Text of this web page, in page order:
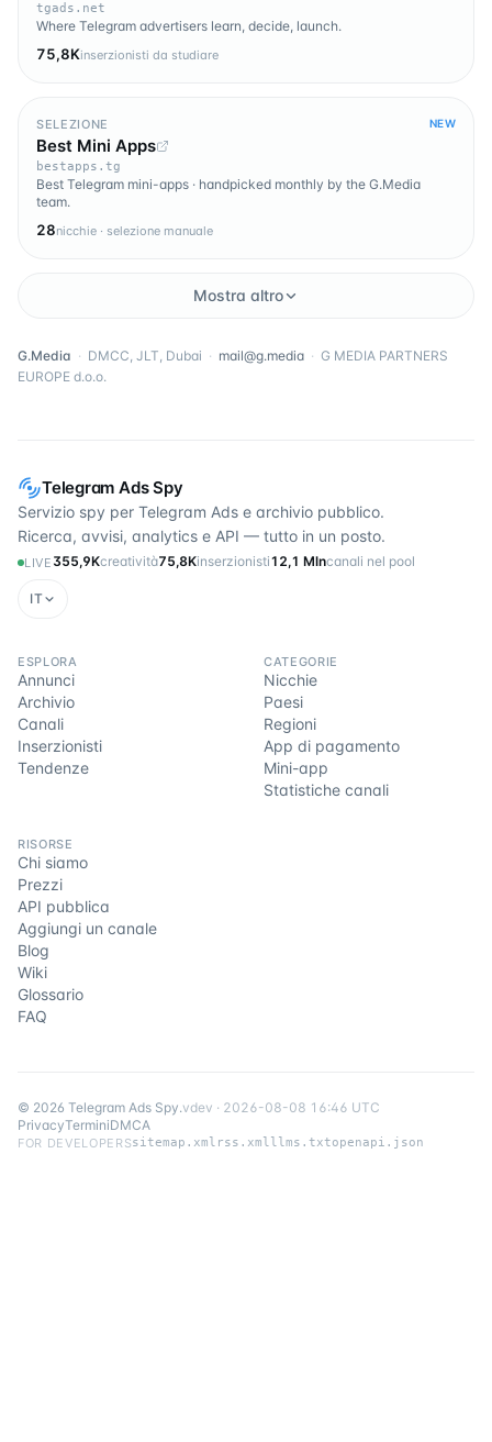
Telegram Ads Spy
Servizio spy per Telegram Ads e archivio pubblico.
Ricerca, avvisi, analytics e API — tutto in un posto.
LIVE 355,9Kcreatività75,8Kinserzionisti12,1 Mlncanali nel pool
IT
ESPLORA
Annunci
Archivio
Canali
Inserzionisti
Tendenze
CATEGORIE
Nicchie
Paesi
Regioni
App di pagamento
Mini-app
Statistiche canali
RISORSE
Chi siamo
Prezzi
API pubblica
Aggiungi un canale
Blog
Wiki
Glossario
FAQ
tgads.net
Where Telegram advertisers learn, decide, launch.
75,8Kinserzionisti da studiare
SELEZIONE NEW
Best Mini Apps
bestapps.tg
Best Telegram mini-apps · handpicked monthly by the G.Media
team.
28nicchie · selezione manuale
Mostra altro
G.Media · DMCC, JLT, Dubai · mail@g.media · G MEDIA PARTNERS
EUROPE d.o.o.
© 2026 Telegram Ads Spy.vdev · 2026-08-08 16:46 UTC
PrivacyTerminiDMCA
FOR DEVELOPERSsitemap.xml rss.xmlllms.txtopenapi.json